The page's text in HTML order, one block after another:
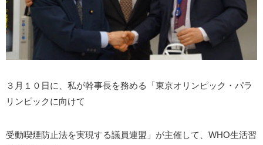
３月１０日に、私が幹事長を務める「東京オリンピック・パラ
リンピックに向けて
受動喫煙防止法を実現する議員連盟」が主催して、WHO生活習